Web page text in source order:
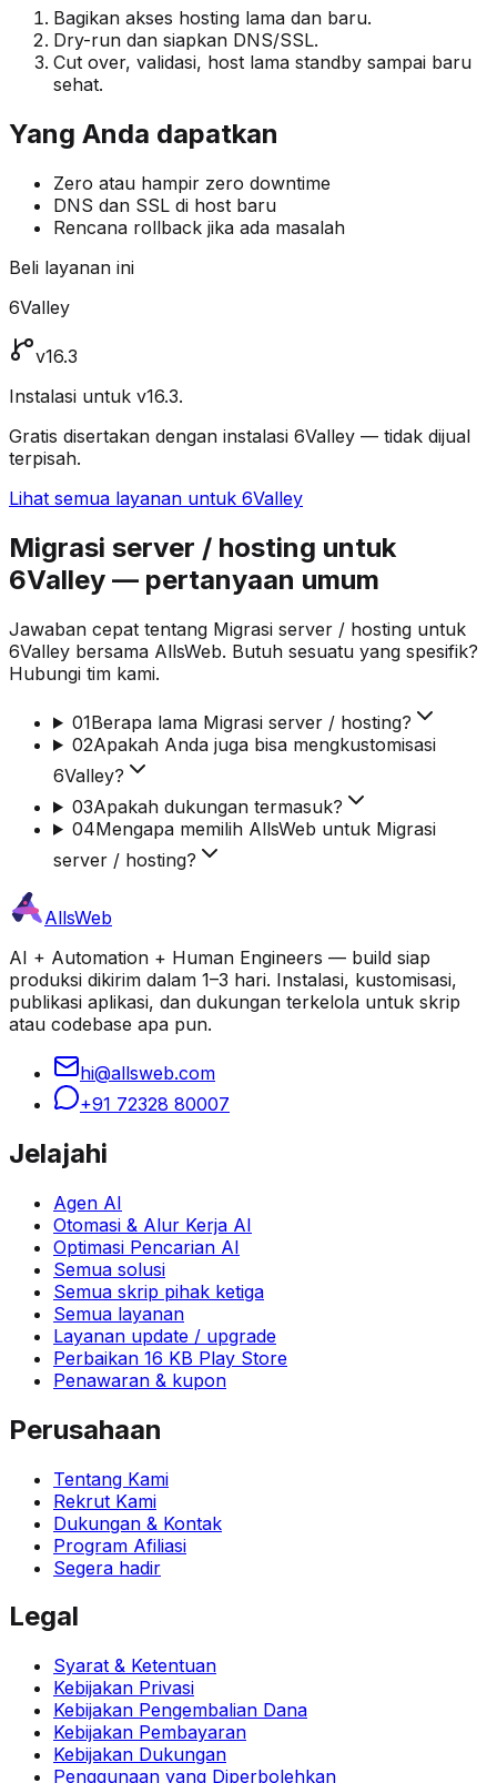
Bagikan akses hosting lama dan baru.
Dry-run dan siapkan DNS/SSL.
Cut over, validasi, host lama standby sampai baru
sehat.
Yang Anda dapatkan
Zero atau hampir zero downtime
DNS dan SSL di host baru
Rencana rollback jika ada masalah
Beli layanan ini
6Valley
v16.3
Instalasi untuk v16.3.
Gratis disertakan dengan instalasi 6Valley — tidak dijual
terpisah.
Lihat semua layanan untuk 6Valley
Migrasi server / hosting untuk
6Valley — pertanyaan umum
Jawaban cepat tentang Migrasi server / hosting untuk
6Valley bersama AllsWeb. Butuh sesuatu yang spesifik?
Hubungi tim kami.
01Berapa lama Migrasi server / hosting?
02Apakah Anda juga bisa mengkustomisasi
6Valley?
03Apakah dukungan termasuk?
04Mengapa memilih AllsWeb untuk Migrasi
server / hosting?
AllsWeb
AI + Automation + Human Engineers — build siap
produksi dikirim dalam 1–3 hari. Instalasi, kustomisasi,
publikasi aplikasi, dan dukungan terkelola untuk skrip
atau codebase apa pun.
hi@allsweb.com
+91 72328 80007
Jelajahi
Agen AI
Otomasi & Alur Kerja AI
Optimasi Pencarian AI
Semua solusi
Semua skrip pihak ketiga
Semua layanan
Layanan update / upgrade
Perbaikan 16 KB Play Store
Penawaran & kupon
Perusahaan
Tentang Kami
Rekrut Kami
Dukungan & Kontak
Program Afiliasi
Segera hadir
Legal
Syarat & Ketentuan
Kebijakan Privasi
Kebijakan Pengembalian Dana
Kebijakan Pembayaran
Kebijakan Dukungan
Penggunaan yang Diperbolehkan